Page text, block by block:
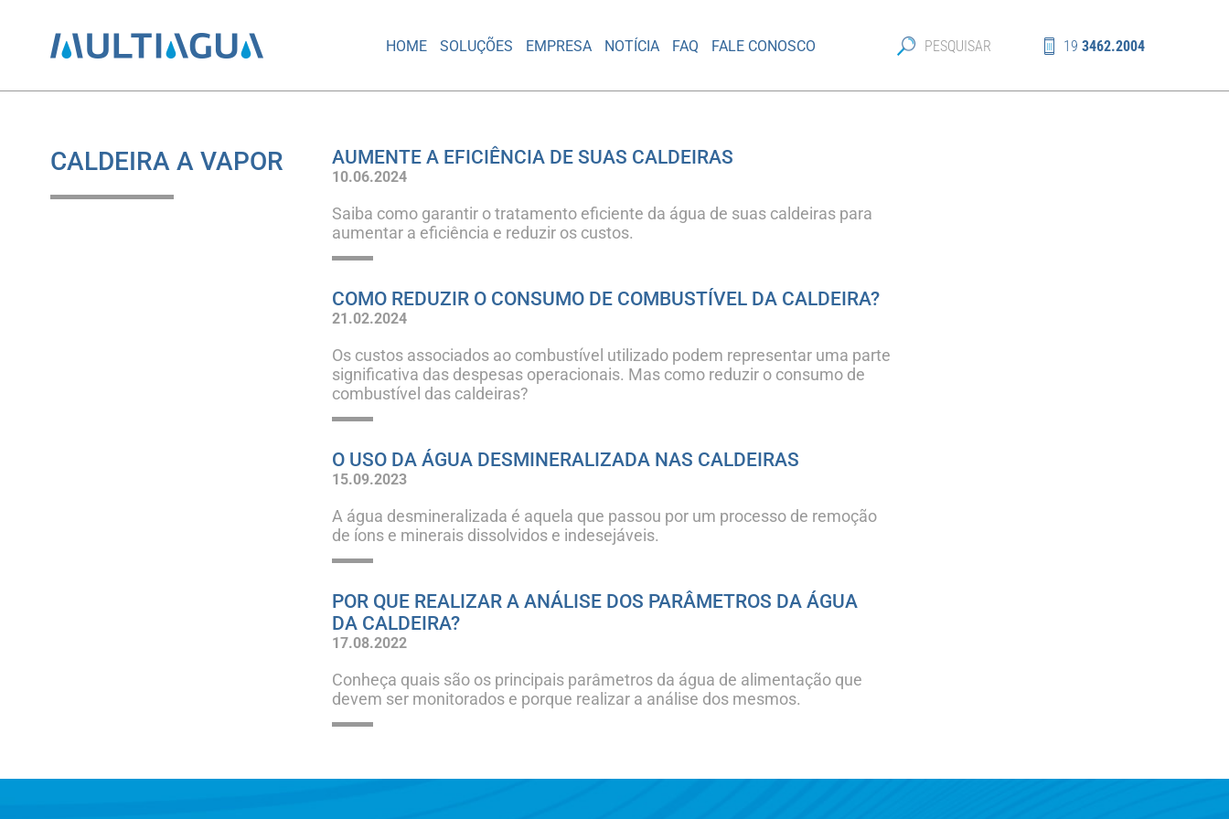
HOME SOLUÇÕES EMPRESA NOTÍCIA FAQ FALE CONOSCO 19 3462.2004
CALDEIRA A VAPOR AUMENTE A EFICIÊNCIA DE SUAS CALDEIRAS
10.06.2024
Saiba como garantir o tratamento eficiente da água de suas caldeiras para
aumentar a eficiência e reduzir os custos.
COMO REDUZIR O CONSUMO DE COMBUSTÍVEL DA CALDEIRA?
21.02.2024
Os custos associados ao combustível utilizado podem representar uma parte
significativa das despesas operacionais. Mas como reduzir o consumo de
combustível das caldeiras?
O USO DA ÁGUA DESMINERALIZADA NAS CALDEIRAS
15.09.2023
A água desmineralizada é aquela que passou por um processo de remoção
de íons e minerais dissolvidos e indesejáveis.
POR QUE REALIZAR A ANÁLISE DOS PARÂMETROS DA ÁGUA
DA CALDEIRA?
17.08.2022
Conheça quais são os principais parâmetros da água de alimentação que
devem ser monitorados e porque realizar a análise dos mesmos.